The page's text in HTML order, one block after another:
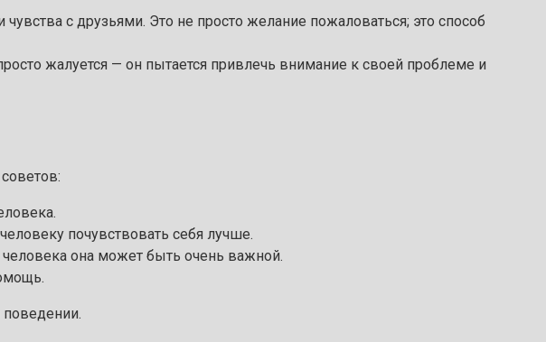
с друзьями. Это не просто желание пожаловаться; это способ
жалуется — он пытается привлечь внимание к своей проблеме и
почувствовать себя лучше.
она может быть очень важной.
поведении.